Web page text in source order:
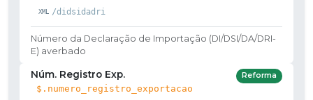
/didsidadri
Número da Declaração de Importação (DI/DSI/DA/DRI-
E) averbado
Núm. Registro Exp.
$.numero_registro_exportacao
Reforma